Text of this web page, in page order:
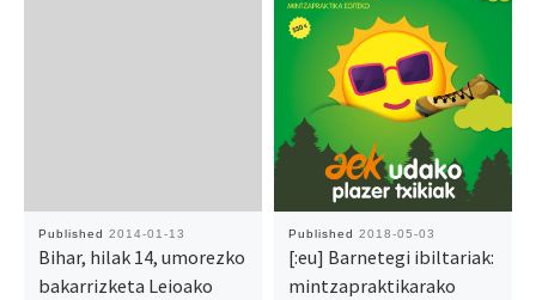
Published 2014-01-13
Bihar, hilak 14, umorezko
bakarrizketa Leioako
Published 2018-05-03
[:eu] Barnetegi ibiltariak:
mintzapraktikarako